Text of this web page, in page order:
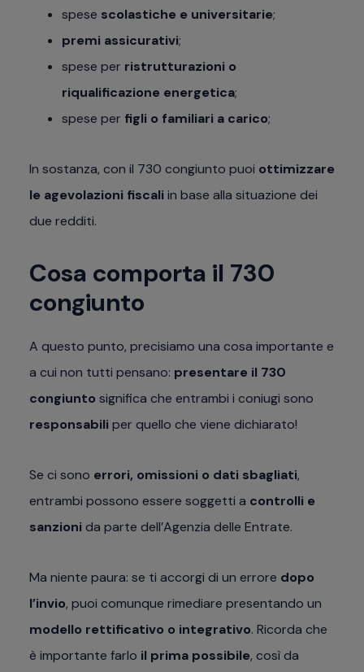
spese scolastiche e universitarie;
premi assicurativi;
spese per ristrutturazioni o
riqualificazione energetica;
spese per figli o familiari a carico;
In sostanza, con il 730 congiunto puoi ottimizzare
le agevolazioni fiscali in base alla situazione dei
due redditi.
Cosa comporta il 730
congiunto
A questo punto, precisiamo una cosa importante e
a cui non tutti pensano: presentare il 730
congiunto significa che entrambi i coniugi sono
responsabili per quello che viene dichiarato!
Se ci sono errori, omissioni o dati sbagliati,
entrambi possono essere soggetti a controlli e
sanzioni da parte dell’Agenzia delle Entrate.
Ma niente paura: se ti accorgi di un errore dopo
l’invio, puoi comunque rimediare presentando un
modello rettificativo o integrativo. Ricorda che
è importante farlo il prima possibile, così da